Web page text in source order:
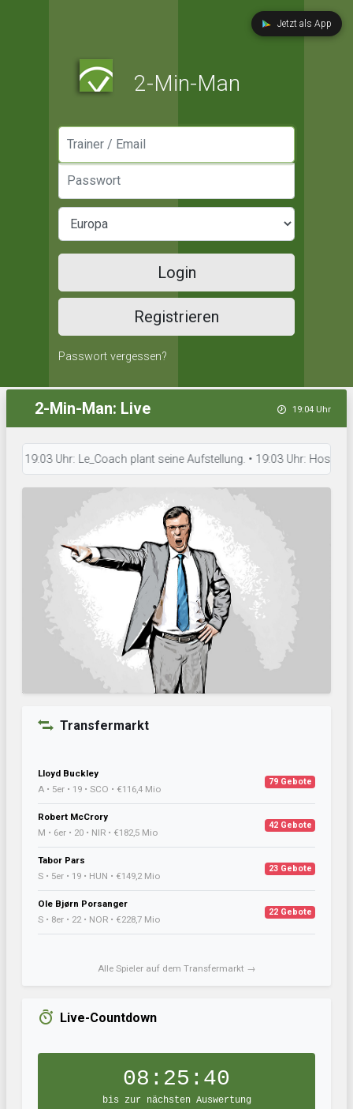
Jetzt als App
2-Min-Man
Login
Registrieren
Passwort vergessen?
2-Min-Man: Live 19:04 Uhr
Uhr: Le_Coach plant seine Aufstellung. • 19:03 Uhr: Hossa
Transfermarkt
Lloyd Buckley
A • 5er • 19 • SCO • €116,4 Mio
79 Gebote
Robert McCrory
M • 6er • 20 • NIR • €182,5 Mio
42 Gebote
Tabor Pars
S • 5er • 19 • HUN • €149,2 Mio
23 Gebote
Ole Bjørn Porsanger
S • 8er • 22 • NOR • €228,7 Mio
22 Gebote
Alle Spieler auf dem Transfermarkt →
Live-Countdown
08:25:39
bis zur nächsten Auswertung